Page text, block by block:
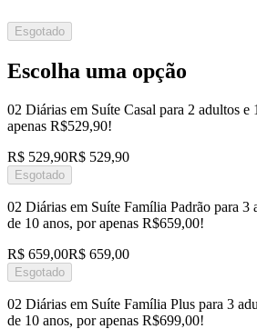
Esgotado
Escolha uma opção
02 Diárias em Suíte Casal para 2 adultos e
apenas R$529,90!
R$ 529,90R$ 529,90
Esgotado
02 Diárias em Suíte Família Padrão para 3
de 10 anos, por apenas R$659,00!
R$ 659,00R$ 659,00
Esgotado
02 Diárias em Suíte Família Plus para 3
de 10 anos, por apenas R$699,00!